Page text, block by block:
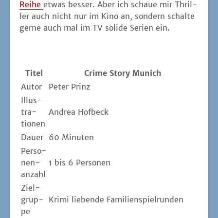
Rei­he etwas bes­ser. Aber ich schaue mir Thril­
ler auch nicht nur im Kino an, son­dern schal­te
ger­ne auch mal im TV soli­de Seri­en ein.
Titel
Crime Sto­ry Munich
Autor
Peter Prinz
Illus­
tra­
tio­nen
Andrea Hof­beck
Dau­er 60 Minu­ten
Per­so­
nen­
an­zahl
1 bis 6 Personen
Ziel­
grup­
pe
Kri­mi lie­ben­de Familienspielrunden